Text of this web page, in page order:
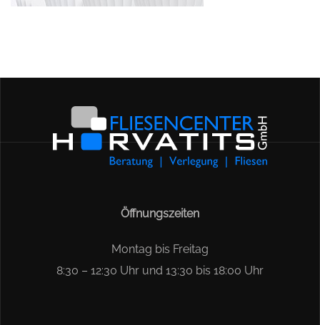
Öffnungszeiten
Montag bis Freitag
8:30 – 12:30 Uhr und 13:30 bis 18:00 Uhr